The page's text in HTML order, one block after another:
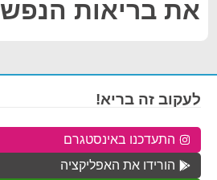
את בריאות הנפש
לעקוב זה בריא!
התעדכנו באינסטגרם
הורידו את האפליקציה